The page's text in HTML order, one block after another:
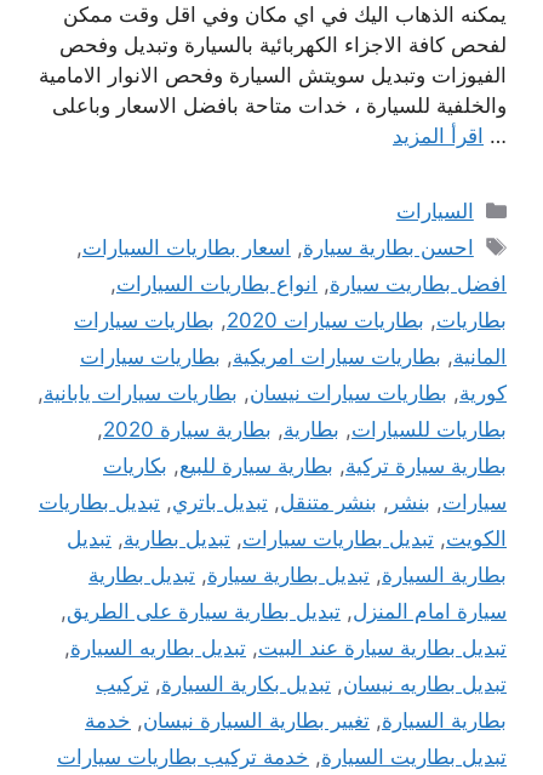
يمكنه الذهاب اليك في اي مكان وفي اقل وقت ممكن
لفحص كافة الاجزاء الكهربائية بالسيارة وتبديل وفحص
الفيوزات وتبديل سويتش السيارة وفحص الانوار الامامية
والخلفية للسيارة ، خدات متاحة بافضل الاسعار وباعلى
… اقرأ المزيد
التصنيفات
السيارات
الوسوم
احسن بطارية سيارة, اسعار بطاريات السيارات,
افضل بطاريت سيارة, انواع بطاريات السيارات,
بطاريات, بطاريات سيارات 2020 , بطاريات سيارات
المانية, بطاريات سيارات امريكية, بطاريات سيارات
كورية, بطاريات سيارات نيسان, بطاريات سيارات يابانية,
بطاريات للسيارات, بطارية, بطارية سيارة 2020
,
بطارية سيارة تركية, بطارية سيارة للبيع, بكاريات
سيارات, بنشر , بنشر متنقل, تبديل باتري, تبديل بطاريات
الكويت, تبديل بطاريات سيارات, تبديل بطارية, تبديل
بطارية السيارة, تبديل بطارية سيارة, تبديل بطارية
سيارة امام المنزل, تبديل بطارية سيارة على الطريق,
تبديل بطارية سيارة عند البيت, تبديل بطاريه السيارة,
تبديل بطاريه نيسان, تبديل بكارية السيارة, تركيب
بطارية السيارة, تغيير بطارية السيارة نيسان, خدمة
تبديل بطاريت السيارة, خدمة تركيب بطاريات سيارات